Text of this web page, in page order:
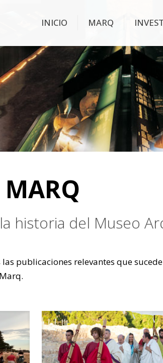
INICIO MARQ
MARQ
historia del Museo
publicaciones relevantes que